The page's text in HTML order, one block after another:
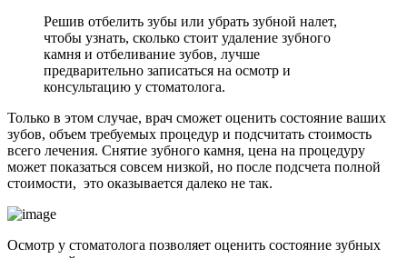
Решив отбелить зубы или убрать зубной налет,
чтобы узнать, сколько стоит удаление зубного
камня и отбеливание зубов, лучше
предварительно записаться на осмотр и
консультацию у стоматолога.
Только в этом случае, врач сможет оценить состояние ваших
зубов, объем требуемых процедур и подсчитать стоимость
всего лечения. Снятие зубного камня, цена на процедуру
может показаться совсем низкой, но после подсчета полной
стоимости, это оказывается далеко не так.
Осмотр у стоматолога позволяет оценить состояние зубных